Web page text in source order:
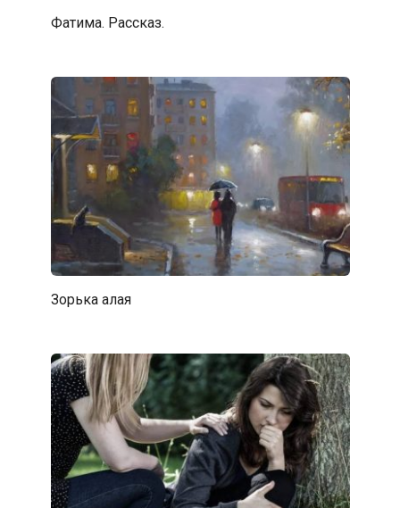
Фатима. Рассказ.
Зорька алая